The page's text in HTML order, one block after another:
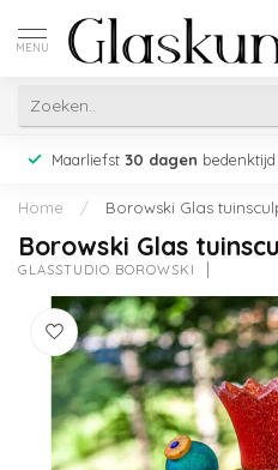
MENU
Maarliefst 30 dagen bedenktijd
Home / Borowski Glas
Borowski Glas
GLASSTUDIO BOROWSKI